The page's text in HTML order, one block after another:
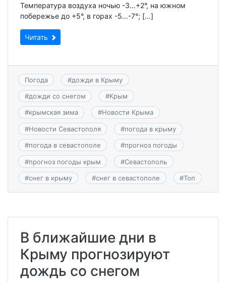
Температура воздуха ночью -3…+2°, на южном
побережье до +5°, в горах -5…-7°; […]
Читать
Погода #дожди в Крыму
#дожди со снегом #Крым
#крымская зима #Новости Крыма
#Новости Севастополя #погода в крыму
#погода в севастополе #прогноз погоды
#прогноз погоды крым #Севастополь
#снег в крыму #снег в севастополе #Топ
В ближайшие дни в
Крыму прогнозируют
дождь со снегом